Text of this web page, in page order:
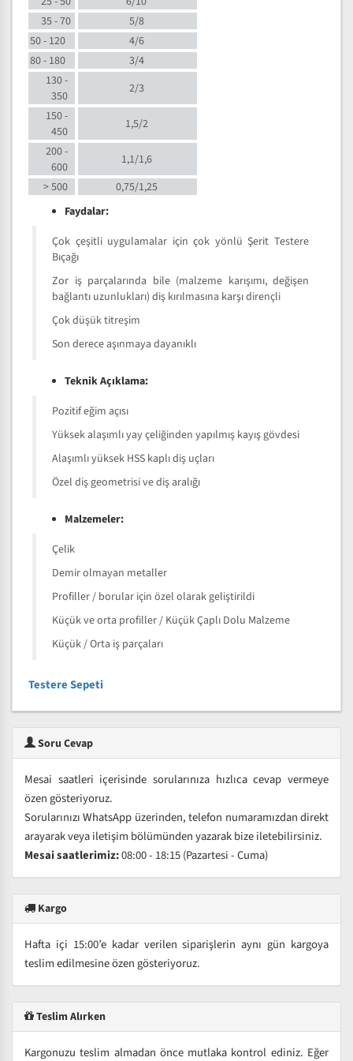
35 - 70
5/8
50 - 120
4/6
80 - 180
3/4
130 -
350
2/3
150 -
450
1,5/2
200 -
600
1,1/1,6
> 500
0,75/1,25
Faydalar:
Çok çeşitli uygulamalar için çok yönlü Şerit Testere
Bıçağı
Zor iş parçalarında bile (malzeme karışımı, değişen
bağlantı uzunlukları) diş kırılmasına karşı dirençli
Çok düşük titreşim
Son derece aşınmaya dayanıklı
Teknik Açıklama:
Pozitif eğim açısı
Yüksek alaşımlı yay çeliğinden yapılmış kayış gövdesi
Alaşımlı yüksek HSS kaplı diş uçları
Özel diş geometrisi ve diş aralığı
Malzemeler:
Çelik
Demir olmayan metaller
Profiller / borular için özel olarak geliştirildi
Küçük ve orta profiller / Küçük Çaplı Dolu Malzeme
Küçük / Orta iş parçaları
Testere Sepeti
Soru Cevap
Mesai saatleri içerisinde sorularınıza hızlıca cevap vermeye
özen gösteriyoruz.
Sorularınızı WhatsApp üzerinden, telefon numaramızdan direkt
arayarak veya iletişim bölümünden yazarak bize iletebilirsiniz.
Mesai saatlerimiz:08:00 - 18:15 (Pazartesi - Cuma)
Kargo
Hafta içi 15:00’e kadar verilen siparişlerin aynı gün kargoya
teslim edilmesine özen gösteriyoruz.
Teslim Alırken
Kargonuzu teslim almadan önce mutlaka kontrol ediniz. Eğer